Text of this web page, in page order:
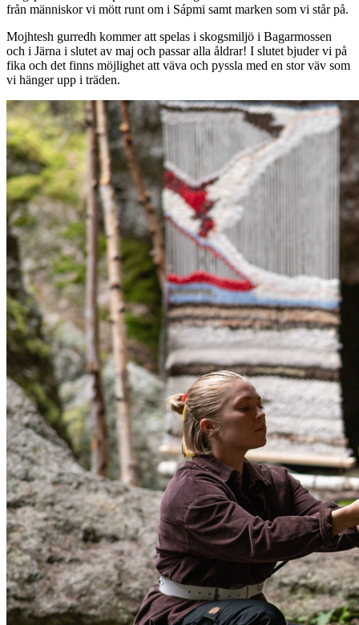
från människor vi mött runt om i Sápmi samt marken som vi står på.
Mojhtesh gurredh kommer att spelas i skogsmiljö i Bagarmossen
och i Järna i slutet av maj och passar alla åldrar! I slutet bjuder vi på
fika och det finns möjlighet att väva och pyssla med en stor väv som
vi hänger upp i träden.